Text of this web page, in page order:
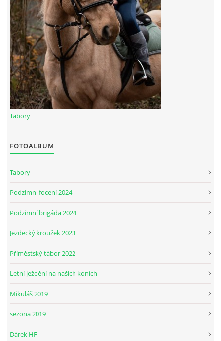
DNE 17.11.2023 KROUŽEK JEZDECTVÍ NENÍ
DĚKUJEME MĚSTU RYCHVALD ZA DOTACI V ROCE 2023
NABÍZÍME BRIGÁDU U NÁS VE STÁJI. PRO BLIŽŠÍ INFO
VOLEJTE 604265192
DĚKUJEME ZA PODPORU ČESKÉ UNIÍ SPORTU
JARNÍ BRIGÁDA SE ODKLÁDÁ.
PÁTEČNÍ KROUŽEK " ŠKOLA JEZDECTVÍ " BUDE ZAHÁJEN
ČLENOVÉ JK CABALLERO Z RYCHVALDU
PODZIMNÍ BRIGÁDA 4.10.2025
Tabory
FOTOALBUM
Tabory
Podzimní focení 2024
Podzimní brigáda 2024
Jezdecký kroužek 2023
Příměstský tábor 2022
Letní ježdění na našich koních
Mikuláš 2019
sezona 2019
Dárek HF